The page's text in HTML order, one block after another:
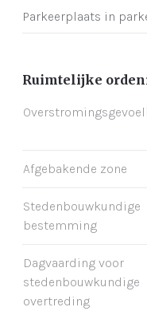
Parkeerplaats in
Ruimtelijke
Afgebakende zone
Stedenbouwkundige
bestemming
Dagvaarding voor
stedenbouwkundige
overtreding